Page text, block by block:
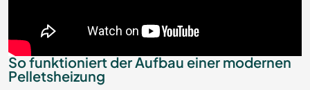
So funktioniert der Aufbau einer modernen
Pelletsheizung